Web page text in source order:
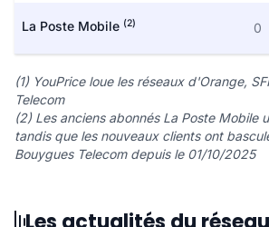
La Poste Mobile (2) 0
(1) YouPrice loue les réseaux d'Orange,
Telecom
(2) Les anciens abonnés La Poste Mobile
tandis que les nouveaux clients ont
Bouygues Telecom depuis le 01/10/2025